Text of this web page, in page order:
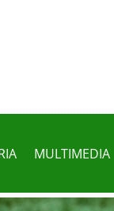
MULTIMEDIA